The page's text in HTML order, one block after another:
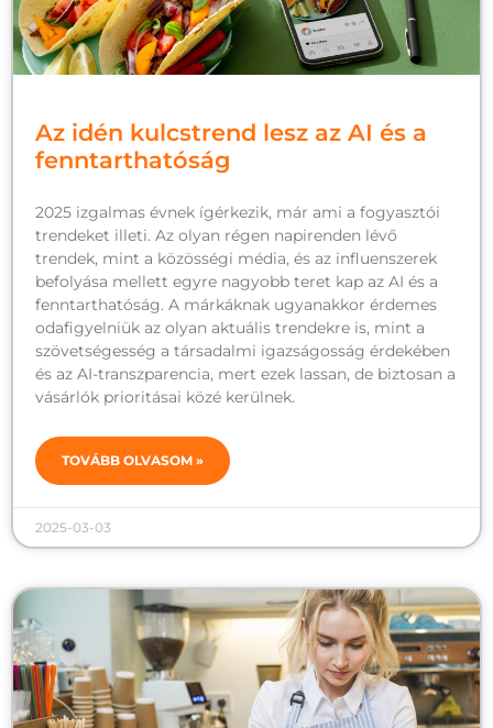
Az idén kulcstrend lesz az AI és a
fenntarthatóság
2025 izgalmas évnek ígérkezik, már ami a fogyasztói
trendeket illeti. Az olyan régen napirenden lévő
trendek, mint a közösségi média, és az influenszerek
befolyása mellett egyre nagyobb teret kap az AI és a
fenntarthatóság. A márkáknak ugyanakkor érdemes
odafigyelniük az olyan aktuális trendekre is, mint a
szövetségesség a társadalmi igazságosság érdekében
és az AI-transzparencia, mert ezek lassan, de biztosan a
vásárlók prioritásai közé kerülnek.
TOVÁBB OLVASOM »
2025-03-03